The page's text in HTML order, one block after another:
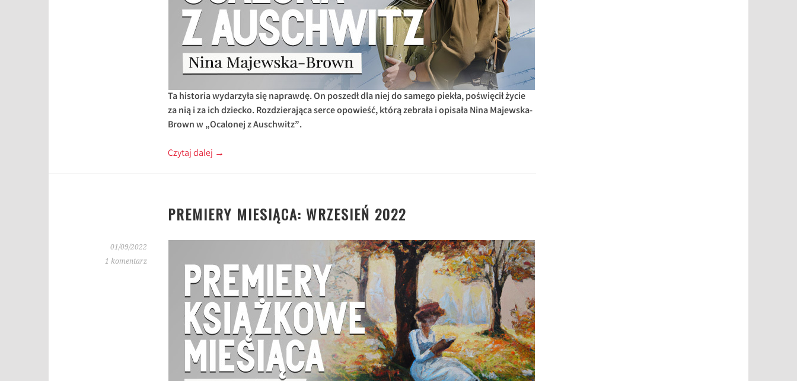
Ta historia wydarzyła się naprawdę. On poszedł dla niej do samego piekła, poświęcił życie
za nią i za ich dziecko. Rozdzierająca serce opowieść, którą zebrała i opisała Nina Majewska-
Brown w „Ocalonej z Auschwitz”.
Czytaj dalej →
PREMIERY MIESIĄCA: WRZESIEŃ 2022
01/09/2022
1 komentarz